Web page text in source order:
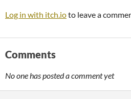
Log in with itch.ioto leave a
Comments
No one has posted a comment yet